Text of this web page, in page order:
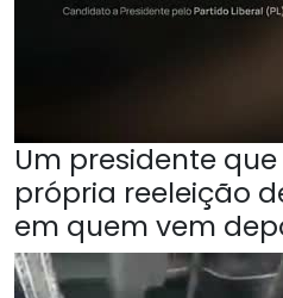
Um presidente
própria reeleição
em quem vem